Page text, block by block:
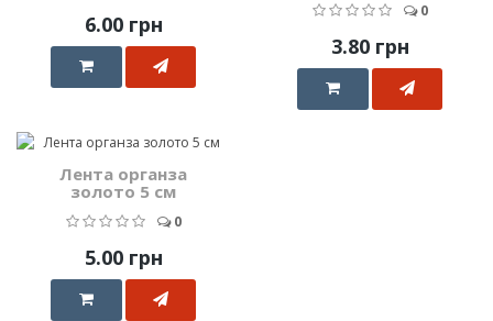
6.00 грн
0
3.80 грн
Лента органза
золото 5 см
0
5.00 грн